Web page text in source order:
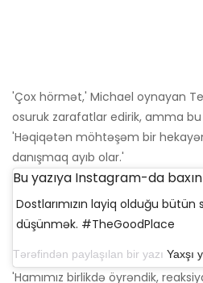
'Çox hörmət,' Michael oynayan
osuruk zarafatlar edirik, amma
'Həqiqətən möhtəşəm bir
danışmaq ayıb olar.'
Bu yazıya Instagram-da baxın
Dostlarımızın layiq olduğu
düşünmək. #TheGoodPlace
Tərəfindən paylaşılan bir yazı Yaxşı
'Hamımız birlikdə öyrəndik,